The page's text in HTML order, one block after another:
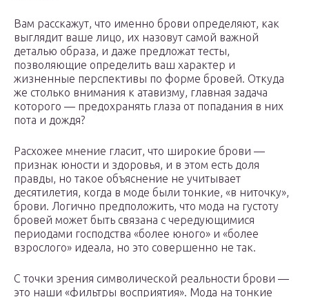
Вам расскажут, что именно брови определяют, как
выглядит ваше лицо, их назовут самой важной
деталью образа, и даже предложат тесты,
позволяющие определить ваш характер и
жизненные перспективы по форме бровей. Откуда
же столько внимания к атавизму, главная задача
которого — предохранять глаза от попадания в них
пота и дождя?
Расхожее мнение гласит, что широкие брови —
признак юности и здоровья, и в этом есть доля
правды, но такое объяснение не учитывает
десятилетия, когда в моде были тонкие, «в ниточку»,
брови. Логично предположить, что мода на густоту
бровей может быть связана с чередующимися
периодами господства «более юного» и «более
взрослого» идеала, но это совершенно не так.
С точки зрения символической реальности брови —
это наши «фильтры восприятия». Мода на тонкие